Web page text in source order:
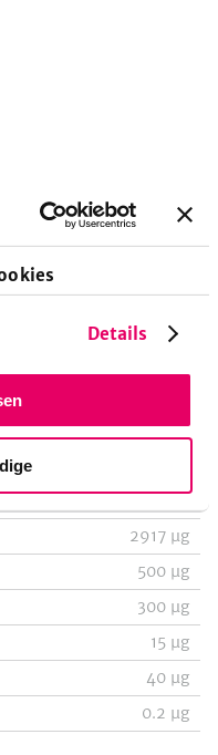
Details
µg
60 µg
1300 µg
2917 µg
500 µg
300 µg
15 µg
40 µg
0.2 µg